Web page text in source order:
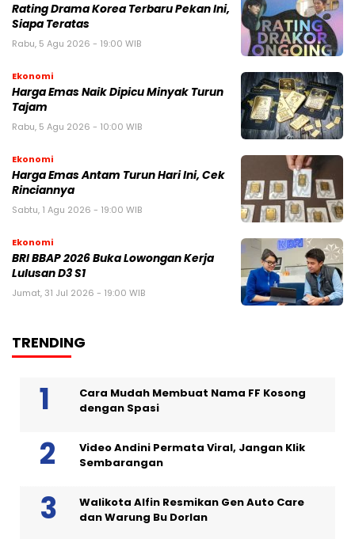
Rating Drama Korea Terbaru Pekan Ini,
Siapa Teratas
Rabu, 5 Agu 2026 - 19:00 WIB
Ekonomi
Harga Emas Naik Dipicu Minyak Turun
Tajam
Rabu, 5 Agu 2026 - 10:00 WIB
Ekonomi
Harga Emas Antam Turun Hari Ini, Cek
Rinciannya
Sabtu, 1 Agu 2026 - 19:00 WIB
Ekonomi
BRI BBAP 2026 Buka Lowongan Kerja
Lulusan D3 S1
Jumat, 31 Jul 2026 - 19:00 WIB
TRENDING
Cara Mudah Membuat Nama FF Kosong
dengan Spasi
Video Andini Permata Viral, Jangan Klik
Sembarangan
Walikota Alfin Resmikan Gen Auto Care
dan Warung Bu Dorlan